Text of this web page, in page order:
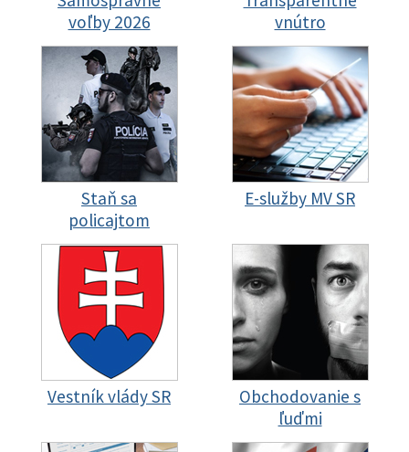
voľby 2026
vnútro
Staň sa
policajtom
E-služby MV SR
Vestník vlády SR
Obchodovanie s
ľuďmi